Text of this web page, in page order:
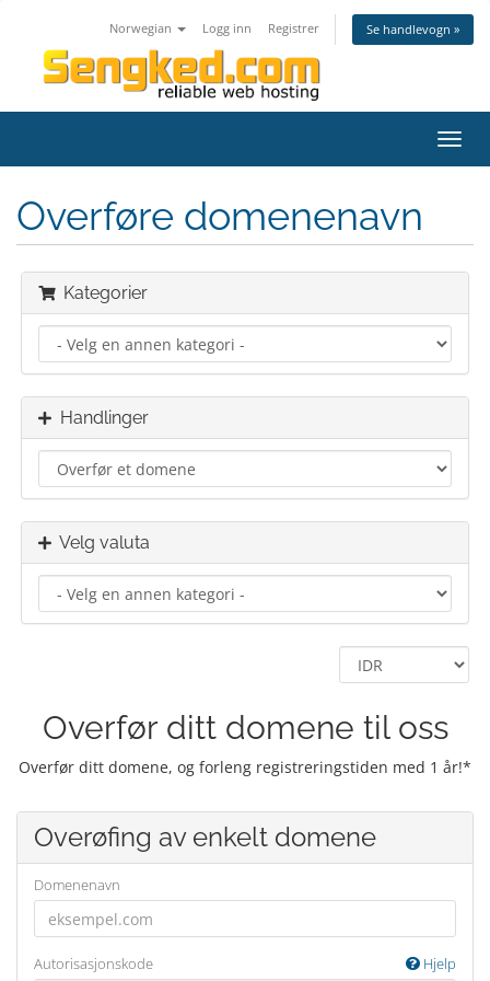
Norwegian Logg inn Registrer Se handlevogn »
Bytt
Overføre domenenavn
Kategorier
Handlinger
Velg valuta
Overfør ditt domene til oss
Overfør ditt domene, og forleng registreringstiden med 1 år!*
Overøfing av enkelt domene
Domenenavn
Autorisasjonskode Hjelp